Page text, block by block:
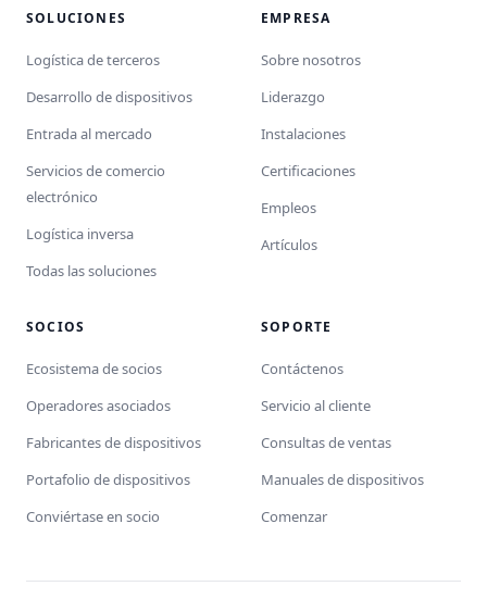
SOLUCIONES
Logística de terceros
Desarrollo de dispositivos
Entrada al mercado
Servicios de comercio
electrónico
Logística inversa
Todas las soluciones
EMPRESA
Sobre nosotros
Liderazgo
Instalaciones
Certificaciones
Empleos
Artículos
SOCIOS
Ecosistema de socios
Operadores asociados
Fabricantes de dispositivos
Portafolio de dispositivos
Conviértase en socio
SOPORTE
Contáctenos
Servicio al cliente
Consultas de ventas
Manuales de dispositivos
Comenzar